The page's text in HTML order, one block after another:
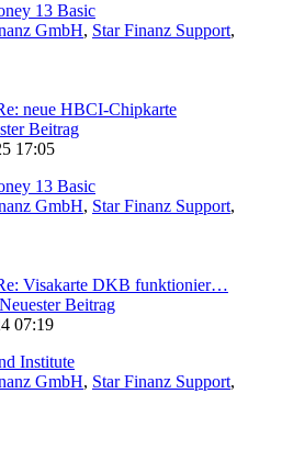
13 Basic
GmbH, Star Finanz Support,
neue HBCI-Chipkarte
Beitrag
17:05
13 Basic
GmbH, Star Finanz Support,
Visakarte DKB funktionier…
Neuester Beitrag
07:19
Institute
GmbH, Star Finanz Support,